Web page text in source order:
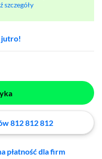
szczegóły
jutro!
812 812 812
płatność dla firm